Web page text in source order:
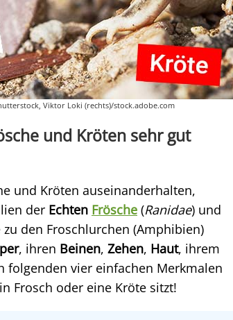
Viktor Loki (rechts)/stock.adobe.com
und Kröten sehr gut
und Kröten auseinanderhalten,
der Echten Frösche (Ranidae) und
den Froschlurchen (Amphibien)
, ihren Beinen, Zehen, Haut, ihrem
folgenden vier einfachen Merkmalen
Frosch oder eine Kröte sitzt!